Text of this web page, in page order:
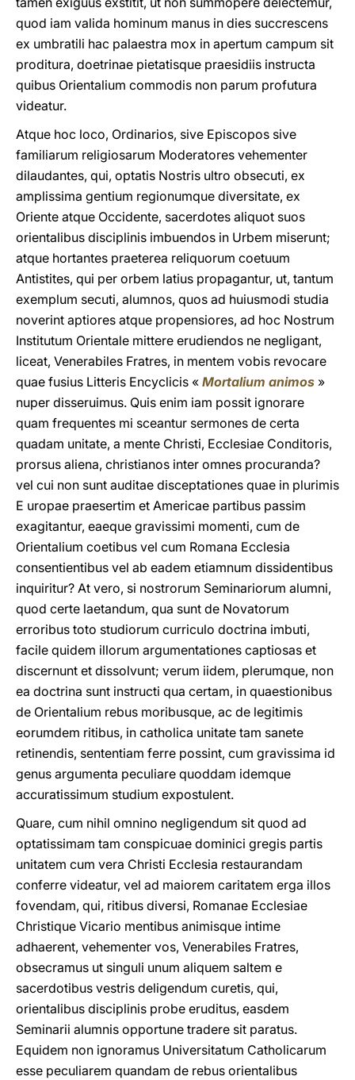
quod iam valida hominum manus in dies succrescens
ex umbratili hac palaestra mox in apertum campum sit
proditura, doetrinae pietatisque praesidiis instructa
quibus Orientalium commodis non parum profutura
videatur.
Atque hoc loco, Ordinarios, sive Episcopos sive
familiarum religiosarum Moderatores vehementer
dilaudantes, qui, optatis Nostris ultro obsecuti, ex
amplissima gentium regionumque diversitate, ex
Oriente atque Occidente, sacerdotes aliquot suos
orientalibus disciplinis imbuendos in Urbem miserunt;
atque hortantes praeterea reliquorum coetuum
Antistites, qui per orbem latius propagantur, ut, tantum
exemplum secuti, alumnos, quos ad huiusmodi studia
noverint aptiores atque propensiores, ad hoc Nostrum
Institutum Orientale mittere erudiendos ne negligant,
liceat, Venerabiles Fratres, in mentem vobis revocare
quae fusius Litteris Encyclicis « Mortalium animos »
nuper disseruimus. Quis enim iam possit ignorare
quam frequentes mi sceantur sermones de certa
quadam unitate, a mente Christi, Ecclesiae Conditoris,
prorsus aliena, christianos inter omnes procuranda?
vel cui non sunt auditae disceptationes quae in plurimis
E uropae praesertim et Americae partibus passim
exagitantur, eaeque gravissimi momenti, cum de
Orientalium coetibus vel cum Romana Ecclesia
consentientibus vel ab eadem etiamnum dissidentibus
inquiritur? At vero, si nostrorum Seminariorum alumni,
quod certe laetandum, qua sunt de Novatorum
erroribus toto studiorum curriculo doctrina imbuti,
facile quidem illorum argumentationes captiosas et
discernunt et dissolvunt; verum iidem, plerumque, non
ea doctrina sunt instructi qua certam, in quaestionibus
de Orientalium rebus moribusque, ac de legitimis
eorumdem ritibus, in catholica unitate tam sanete
retinendis, sententiam ferre possint, cum gravissima id
genus argumenta peculiare quoddam idemque
accuratissimum studium expostulent.
Quare, cum nihil omnino negligendum sit quod ad
optatissimam tam conspicuae dominici gregis partis
unitatem cum vera Christi Ecclesia restaurandam
conferre videatur, vel ad maiorem caritatem erga illos
fovendam, qui, ritibus diversi, Romanae Ecclesiae
Christique Vicario mentibus animisque intime
adhaerent, vehementer vos, Venerabiles Fratres,
obsecramus ut singuli unum aliquem saltem e
sacerdotibus vestris deligendum curetis, qui,
orientalibus disciplinis probe eruditus, easdem
Seminarii alumnis opportune tradere sit paratus.
Equidem non ignoramus Universitatum Catholicarum
esse peculiarem quandam de rebus orientalibus